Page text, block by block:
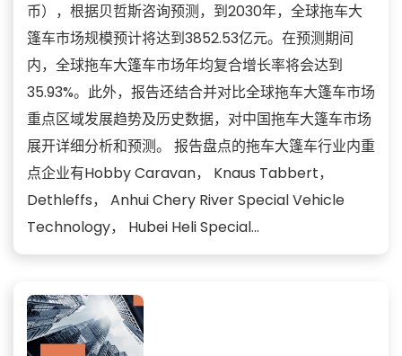
币），根据贝哲斯咨询预测，到2030年，全球拖车大
篷车市场规模预计将达到3852.53亿元。在预测期间
内，全球拖车大篷车市场年均复合增长率将会达到
35.93%。此外，报告还结合并对比全球拖车大篷车市场
重点区域发展趋势及历史数据，对中国拖车大篷车市场
展开详细分析和预测。 报告盘点的拖车大篷车行业内重
点企业有Hobby Caravan， Knaus Tabbert，
Dethleffs， Anhui Chery River Special Vehicle
Technology， Hubei Heli Special...